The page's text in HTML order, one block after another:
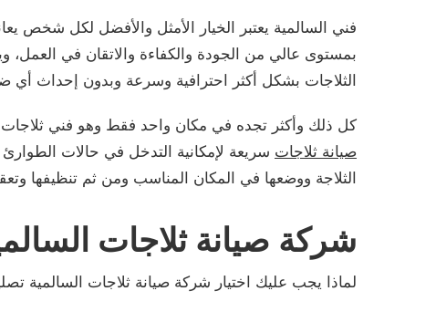
فني السالمية يعتبر الخيار الأمثل والأفضل لكل شخص
بمستوى عالي من الجودة والكفاءة والاتقان في
الثلاجات بشكل أكثر احترافية وسرعة وبدون إحداث أي
كل ذلك وأكثر تجده في مكان واحد فقط وهو فني ثلاجات
صيانة ثلاجات سريعة لإمكانية التدخل في حالات
الثلاجة ووضعها في المكان المناسب ومن ثم تنظيفها
شركة صيانة ثلاجات
لماذا يجب عليك اختيار شركة صيانة ثلاجات السالمية